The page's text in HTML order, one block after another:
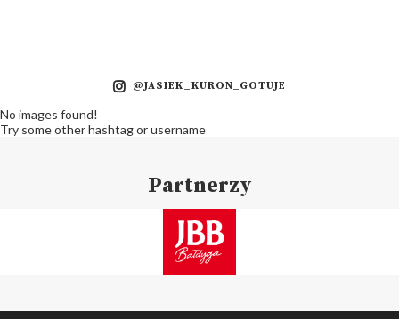
@JASIEK_KURON_GOTUJE
No images found!
Try some other hashtag or username
Partnerzy